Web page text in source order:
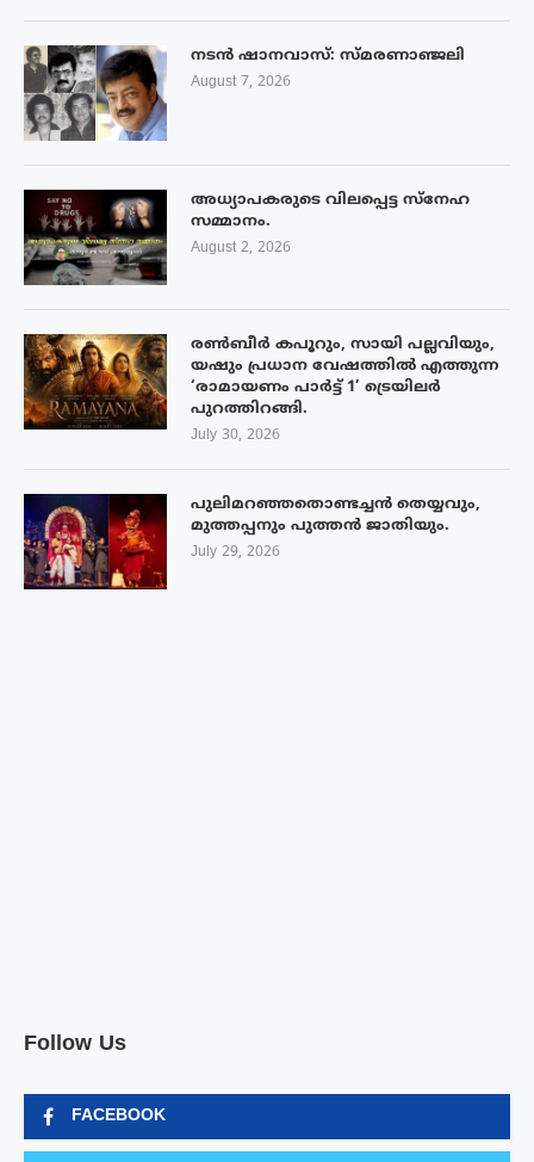
നടൻ ഷാനവാസ്: സ്മരണാഞ്ജലി
August 7, 2026
അധ്യാപകരുടെ വിലപ്പെട്ട സ്നേഹ
സമ്മാനം.
August 2, 2026
രൺബീർ കപൂറും, സായി പല്ലവിയും,
യഷും പ്രധാന വേഷത്തിൽ എത്തുന്ന
‘രാമായണം പാർട്ട് 1’ ട്രെയിലർ
പുറത്തിറങ്ങി.
July 30, 2026
പുലിമറഞ്ഞതൊണ്ടച്ചൻ തെയ്യവും,
മുത്തപ്പനും പുത്തൻ ജാതിയും.
July 29, 2026
Follow Us
FACEBOOK